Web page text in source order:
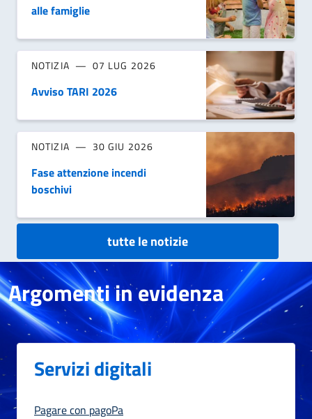
alle famiglie
NOTIZIA 07 LUG 2026
Avviso TARI 2026
NOTIZIA 30 GIU 2026
Fase attenzione incendi
boschivi
tutte le notizie
Argomenti in evidenza
Servizi digitali
Pagare con pagoPa